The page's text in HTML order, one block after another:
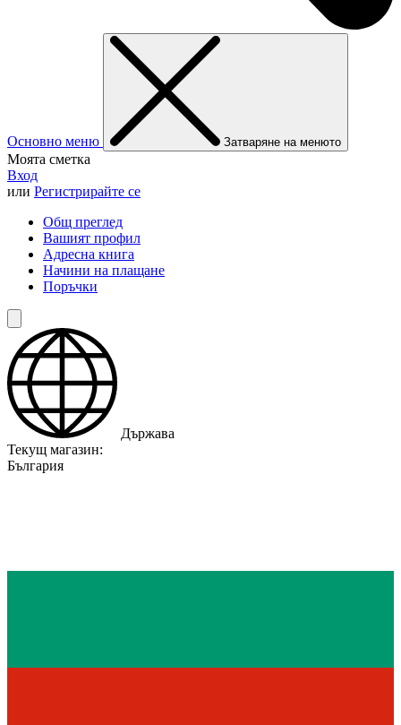
Основно меню Затваряне на менюто
Моята сметка
Вход
или Регистрирайте се
Общ преглед
Вашият профил
Адресна книга
Начини на плащане
Поръчки
Държава
Текущ магазин:
България